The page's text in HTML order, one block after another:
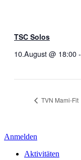
TSC Solos
10.August @ 18:00-
TVN Mami-Fit
Anmelden
Aktivitäten